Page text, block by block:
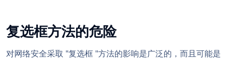
复选框方法的危险
对网络安全采取 "复选框 "方法的影响是广泛的，而且可能是